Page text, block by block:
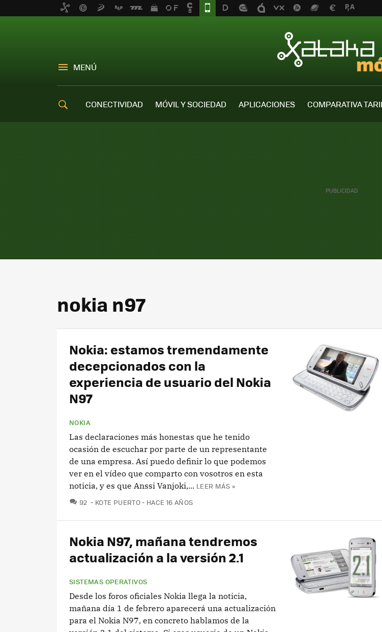
MENÚ
CONECTIVIDAD MÓVIL Y SOCIEDAD APLICACIONES COMPARATIVA
nokia n97
Nokia: estamos tremendamente
decepcionados con la
experiencia de usuario del Nokia
N97
NOKIA
Las declaraciones más honestas que he tenido
ocasión de escuchar por parte de un representante
de una empresa. Así puedo definir lo que podemos
ver en el vídeo que comparto con vosotros en esta
noticia, y es que Anssi Vanjoki,... LEER MÁS »
92 COMENTARIOS
KOTE PUERTO HACE 16 AÑOS
Nokia N97, mañana tendremos
actualización a la versión 2.1
SISTEMAS OPERATIVOS
Desde los foros oficiales Nokia llega la noticia,
mañana día 1 de febrero aparecerá una actualización
para el Nokia N97, en concreto hablamos de la